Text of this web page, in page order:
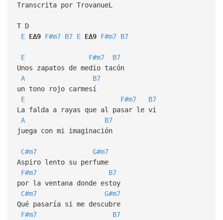
Transcrita por TrovanueL
T D
E E∆9 F#m7 B7 E E∆9 F#m7 B7
E F#m7
B7
Unos zapatos de medio tacón
A
B7
un tono rojo carmesí
E
F#m7
B7
La falda a rayas que al pasar le vi
A
B7
juega con mi imaginación
C#m7
G#m7
Aspiro lento su perfume
F#m7
B7
por la ventana donde estoy
C#m7
G#m7
Qué pasaría si me descubre
F#m7
B7